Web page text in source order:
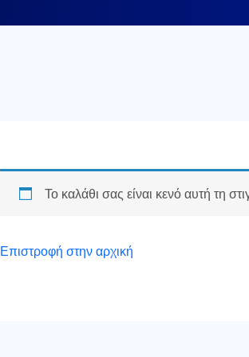
Το καλάθι σας είναι κενό αυτή τη
Επιστροφή στην αρχική